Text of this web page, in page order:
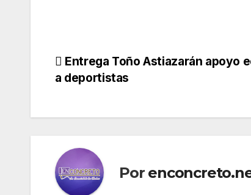
Navegación
entradas
Entrega Toño Astiazarán apoyo
a deportistas
Por